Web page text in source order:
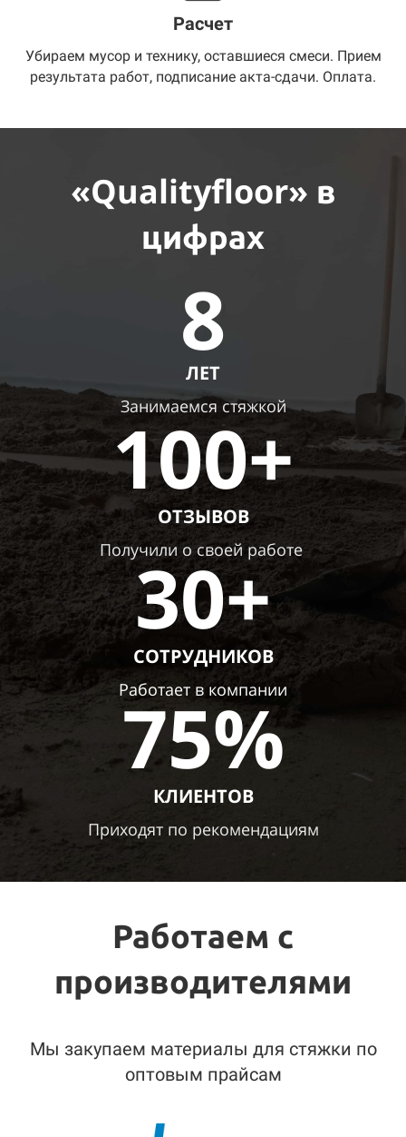
Расчет
Убираем мусор и технику, оставшиеся смеси. Прием
результата работ, подписание акта-сдачи. Оплата.
«Qualityfloor» в
цифрах
8
ЛЕТ
Занимаемся стяжкой
100+
ОТЗЫВОВ
Получили о своей работе
30+
СОТРУДНИКОВ
Работает в компании
75%
КЛИЕНТОВ
Приходят по рекомендациям
Работаем с
производителями
Мы закупаем материалы для стяжки по
оптовым прайсам